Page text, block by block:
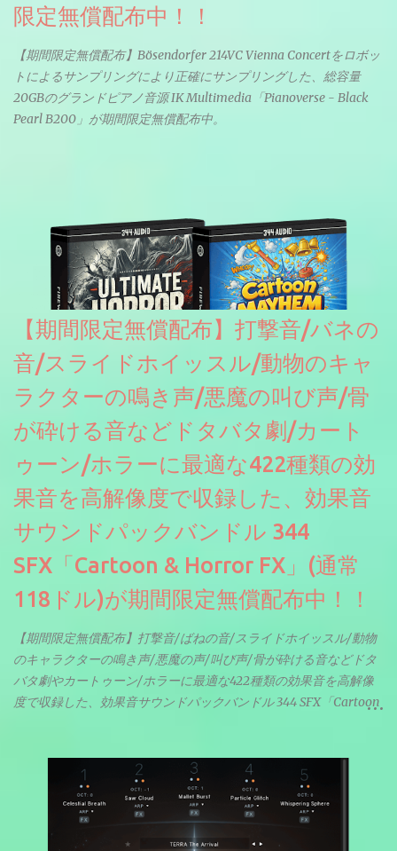
限定無償配布中！！
【期間限定無償配布】Bösendorfer 214VC Vienna Concertをロボッ
トによるサンプリングにより正確にサンプリングした、総容量
20GBのグランドピアノ音源 IK Multimedia「Pianoverse - Black
Pearl B200」が期間限定無償配布中。
【期間限定無償配布】打撃音/バネの
音/スライドホイッスル/動物のキャ
ラクターの鳴き声/悪魔の叫び声/骨
が砕ける音などドタバタ劇/カート
ゥーン/ホラーに最適な422種類の効
果音を高解像度で収録した、効果音
サウンドパックバンドル 344
SFX「Cartoon & Horror FX」(通常
118ドル)が期間限定無償配布中！！
【期間限定無償配布】打撃音/ばねの音/スライドホイッスル/動物
のキャラクターの鳴き声/悪魔の声/叫び声/骨が砕ける音などドタ
バタ劇やカートゥーン/ホラーに最適な422種類の効果音を高解像
度で収録した、効果音サウンドパックバンドル 344 SFX「Cartoon